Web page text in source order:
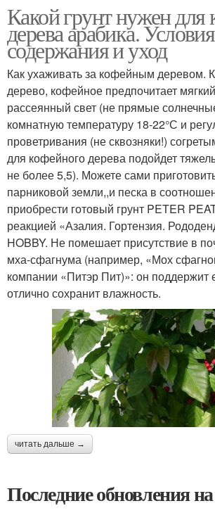
Какой грунт нужен для
дерева арабика. Условия
содержания и уход
Как ухаживать за кофейным деревом.
дерево, кофейное предпочитает
рассеянный свет (не прямые
комнатную температуру 18-22°С и
проветривания (не сквозняки!)
для кофейного дерева подойдет
не более 5,5). Можете сами
парниковой земли,,и песка в
приобрести готовый грунт PETER
реакцией «Азалия. Гортензия.
HOBBY. Не помешает присутствие в
мха-сфагнума (например, «Мох
компании «Питэр Пит)»: он поддержит
отлично сохранит влажность.
читать дальше →
Последние обновления